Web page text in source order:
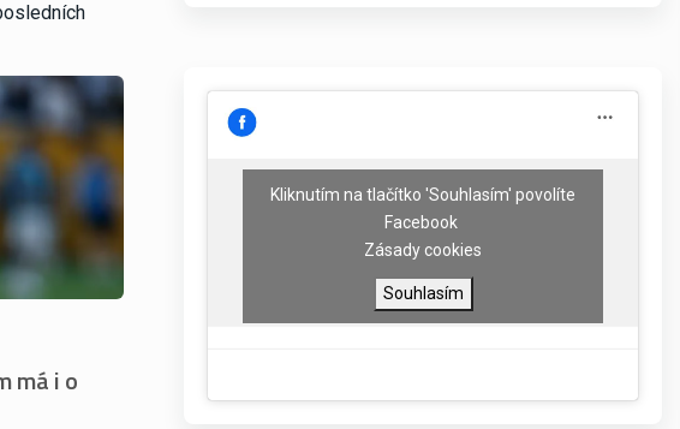
má i o
Kliknutím na tlačítko 'Souhlasím' povolíte
Facebook
Zásady cookies
Souhlasím